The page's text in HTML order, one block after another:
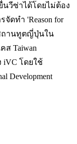
วีซ่าได้โดยไม่ต้อง
ดทำ 'Reason for
ถานทูตญี่ปุ่นใน
ส Taiwan
iVC โดยใช้
Development